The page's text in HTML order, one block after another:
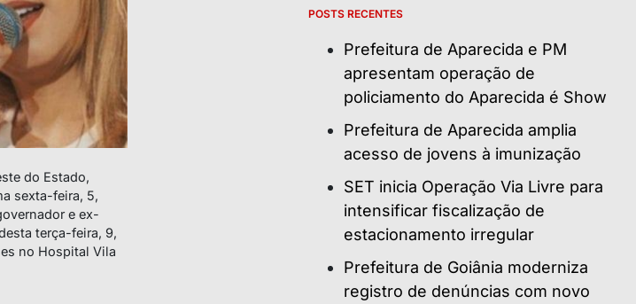
do Estado,
sexta-feira, 5,
e ex-
terça-feira, 9,
no Hospital Vila
POSTS RECENTES
Prefeitura de Aparecida e PM
apresentam operação de
policiamento do Aparecida é Show
Prefeitura de Aparecida amplia
acesso de jovens à imunização
SET inicia Operação Via Livre para
intensificar fiscalização de
estacionamento irregular
Prefeitura de Goiânia moderniza
registro de denúncias com novo